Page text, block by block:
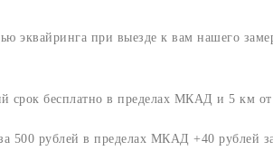
эквайринга при выезде к вам нашего
срок бесплатно в пределах МКАД и 5 км
за 500 рублей в пределах МКАД +40